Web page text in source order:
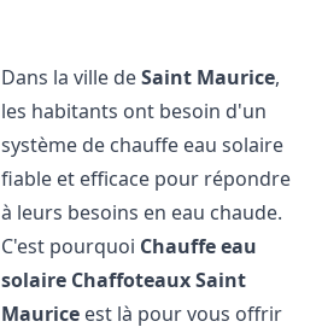
Dans la ville deSaint Maurice,
les habitants ont besoin d'un
système de chauffe eau solaire
fiable et efficace pour répondre
à leurs besoins en eau chaude.
C'est pourquoi Chauffe eau
solaire ChaffoteauxSaint
Maurice est là pour vous offrir